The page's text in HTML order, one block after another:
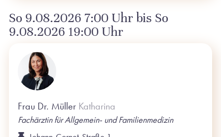
So 9.08.2026 7:00 Uhr bis So
9.08.2026 19:00 Uhr
Frau Dr. Müller Katharina
Fachärztin für Allgemein- und Familienmedizin